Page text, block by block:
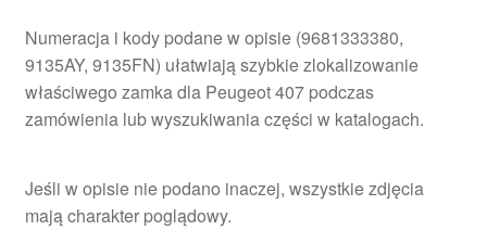
Numeracja i kody podane w opisie (9681333380,
9135AY, 9135FN) ułatwiają szybkie zlokalizowanie
właściwego zamka dla Peugeot 407 podczas
zamówienia lub wyszukiwania części w katalogach.
Jeśli w opisie nie podano inaczej, wszystkie zdjęcia
mają charakter poglądowy.